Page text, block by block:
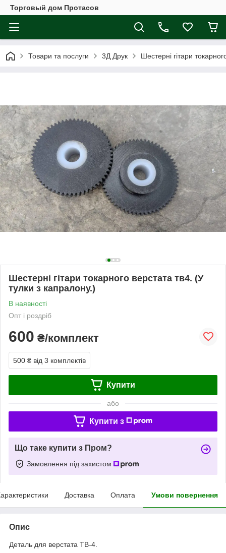
Торговый дом Протасов
Товари та послуги 3Д Друк Шестерні гітари
Шестерні гітари токарного верстата тв4. (У
тулки з капралону.)
В наявності
Опт і роздріб
600 ₴/комплект
500 ₴ від 3 комплектів
Купити
або
Купити з
Що таке купити з Пром?
Замовлення під захистом
Доставка Оплата Умови повернення
Опис
Деталь для верстата ТВ-4.